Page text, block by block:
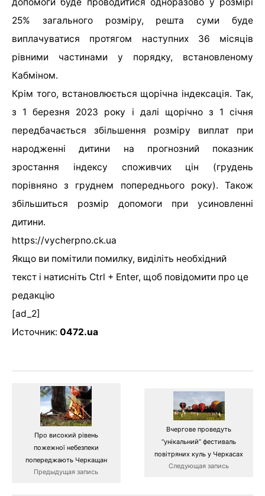
25% загального розміру, решта суми буде
виплачуватися протягом наступних 36 місяців
рівними частинами у порядку, встановленому
Кабміном.
Крім того, встановлюється щорічна індексація. Так,
з 1 березня 2023 року і далі щорічно з 1 січня
передбачається збільшення розміру виплат при
народженні дитини на прогнозний показник
зростання індексу споживчих цін (грудень
порівняно з груднем попереднього року). Також
збільшиться розмір допомоги при усиновленні
дитини.
https://vycherpno.ck.ua
Якщо ви помітили помилку, виділіть необхідний
текст і натисніть Ctrl + Enter, щоб повідомити про це
редакцію
[ad_2]
Источник: 0472.ua
Про високий рівень
пожежної небезпеки
попереджають Черкащан
Предыдущая запись
Вчергове проведуть
“унікальний” фестиваль
повітряних куль у Черкасах
Следующая запись